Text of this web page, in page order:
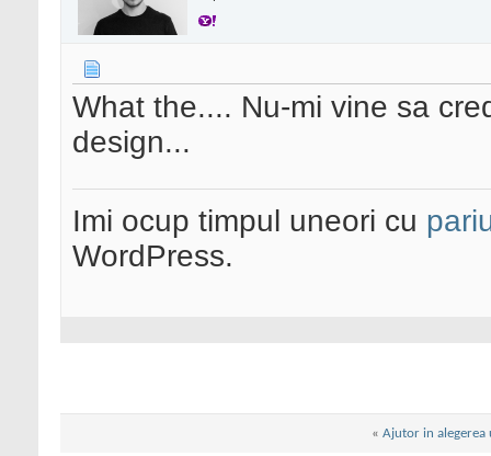
What the.... Nu-mi vine sa
design...
Imi ocup timpul uneori cu
WordPress.
« Ajutor in alegerea